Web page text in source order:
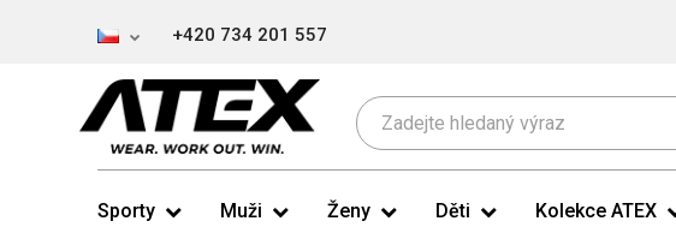
+420 734 201 557
Sporty Muži Ženy Děti Kolekce ATEX